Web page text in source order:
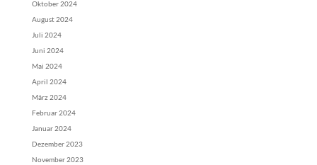
Oktober 2024
August 2024
Juli 2024
Juni 2024
Mai 2024
April 2024
März 2024
Februar 2024
Januar 2024
Dezember 2023
November 2023